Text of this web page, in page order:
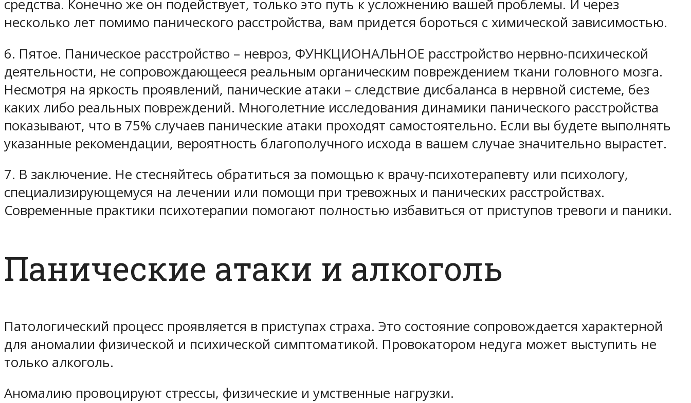
средства. Конечно же он подействует, только это путь к усложнению вашей проблемы. И через
несколько лет помимо панического расстройства, вам придется бороться с химической зависимостью.
6. Пятое. Паническое расстройство – невроз, ФУНКЦИОНАЛЬНОЕ расстройство нервно-психической
деятельности, не сопровождающееся реальным органическим повреждением ткани головного мозга.
Несмотря на яркость проявлений, панические атаки – следствие дисбаланса в нервной системе, без
каких либо реальных повреждений. Многолетние исследования динамики панического расстройства
показывают, что в 75% случаев панические атаки проходят самостоятельно. Если вы будете выполнять
указанные рекомендации, вероятность благополучного исхода в вашем случае значительно вырастет.
7. В заключение. Не стесняйтесь обратиться за помощью к врачу-психотерапевту или психологу,
специализирующемуся на лечении или помощи при тревожных и панических расстройствах.
Современные практики психотерапии помогают полностью избавиться от приступов тревоги и паники.
Панические атаки и алкоголь
Патологический процесс проявляется в приступах страха. Это состояние сопровождается характерной
для аномалии физической и психической симптоматикой. Провокатором недуга может выступить не
только алкоголь.
Аномалию провоцируют стрессы, физические и умственные нагрузки.